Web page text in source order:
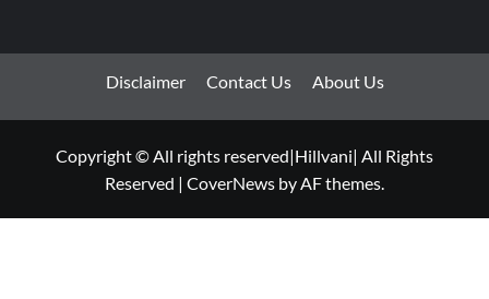
Disclaimer Contact Us About Us
Copyright © All rights reserved|Hillvani| All Rights
Reserved | CoverNews by AF themes.